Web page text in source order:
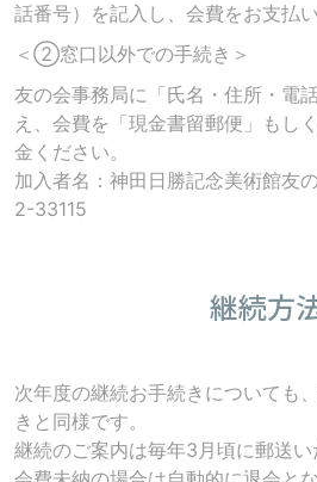
話番号）を記入し、会費をお支払い
＜②窓口以外での手続き＞
友の会事務局に「氏名・住所・電
え、会費を「現金書留郵便」もし
金ください。
加入者名：神田日勝記念美術館友
2-33115
継続方
次年度の継続お手続きについても
きと同様です。
継続のご案内は毎年3月頃に郵送い